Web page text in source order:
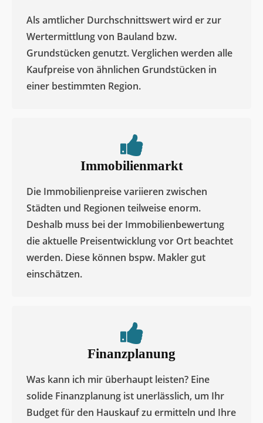
Wissenswertes zur
Immobilienbewertung
Bodenrichtwert
Wertermittlung von Bauland bzw.
Grundstücken genutzt. Verglichen werden alle
Kaufpreise von ähnlichen Grundstücken in
einer bestimmten Region.​
Immobilienmarkt​
Die Immobilienpreise variieren zwischen
Deshalb muss bei der Immobilienbewertung
die aktuelle Preisentwicklung vor Ort beachtet
werden. Diese können bspw. Makler gut